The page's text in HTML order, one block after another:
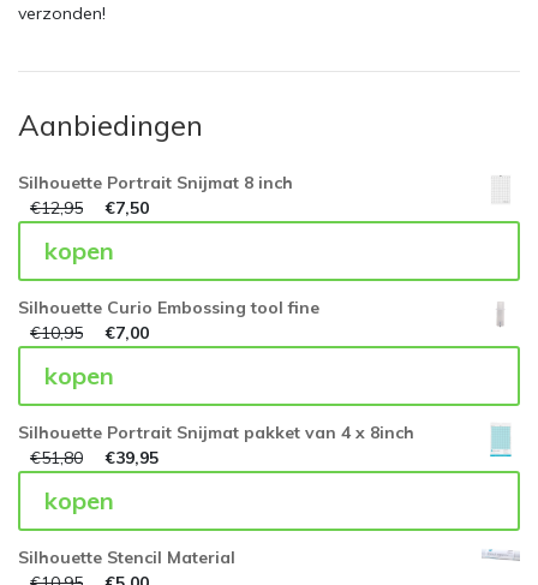
verzonden!
Aanbiedingen
Silhouette Portrait Snijmat 8 inch
€12,95 €7,50
kopen
Silhouette Curio Embossing tool fine
€10,95 €7,00
kopen
Silhouette Portrait Snijmat pakket van 4 x 8inch
€51,80 €39,95
kopen
Silhouette Stencil Material